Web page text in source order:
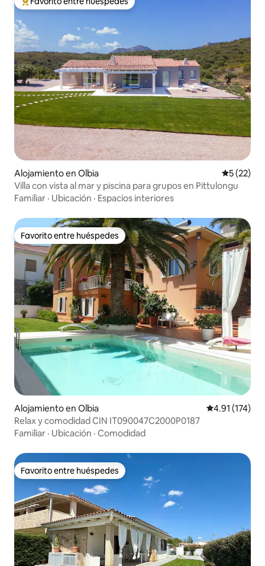
Favorito entre huéspedes preferido
Alojamiento en Olbia
5 (22)
Villa con vista al mar y piscina para grupos en Pittulongu
Familiar · Ubicación · Espacios interiores
Favorito entre huéspedes
Favorito entre huéspedes
Alojamiento en Olbia Calificación
4.91 (174)
Relax y comodidad CIN IT090047C2000P0187
Familiar · Ubicación · Comodidad
Favorito entre huéspedes
Favorito entre huéspedes